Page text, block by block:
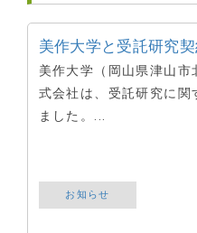
美作大学と受託研究
美作大学（岡山県津山
式会社は、受託研究に関
ました。...
お知らせ